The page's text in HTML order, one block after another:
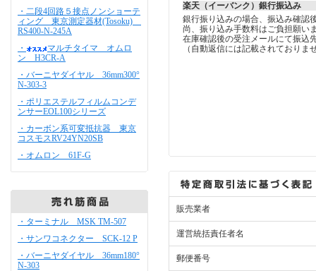
・二段4回路５接点ノンショーテ
ィング 東京測定器材(Tosoku)
RS400-N-245A
・
マルチタイマ オムロ
ン H3CR-A
・バーニヤダイヤル 36mm300°
N-303-3
・ポリエステルフィルムコンデ
ンサーEOL100シリーズ
・カーボン系可変抵抗器 東京
コスモスRV24YN20SB
・オムロン 61F-G
・ターミナル MSK TM-507
・サンワコネクター SCK-12 P
・バーニヤダイヤル 36mm180°
N-303
楽天（イーバンク）銀行振込み
銀行振り込みの場合、振込み確認
尚、振り込み手数料はご負担願い
在庫確認後の受注メールにて振込
（自動返信には記載されておりま
販売業者
運営統括責任者名
郵便番号